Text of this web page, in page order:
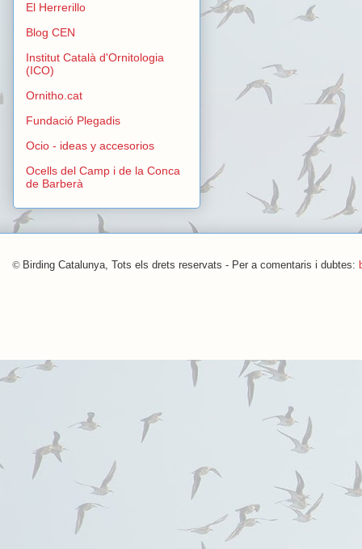
El Herrerillo
Blog CEN
Institut Català d'Ornitologia
(ICO)
Ornitho.cat
Fundació Plegadis
Ocio - ideas y accesorios
Ocells del Camp i de la Conca
de Barberà
© Birding Catalunya, Tots els drets reservats - Per a comentaris i dubtes: